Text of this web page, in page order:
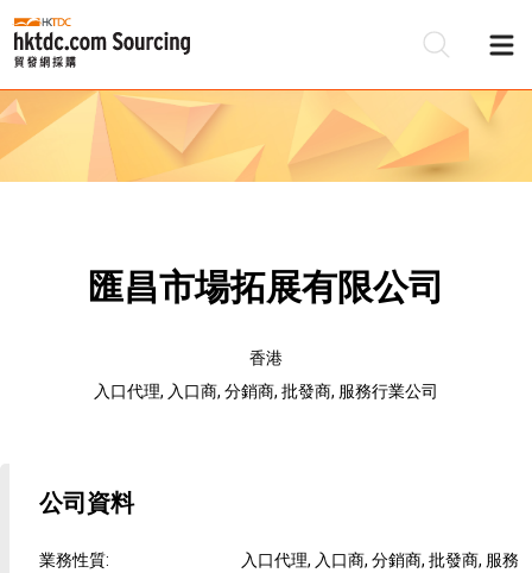
匯昌市場拓展有限公司
香港
入口代理, 入口商, 分銷商, 批發商, 服務行業公司
公司資料
業務性質:
入口代理, 入口商, 分銷商, 批發商, 服務